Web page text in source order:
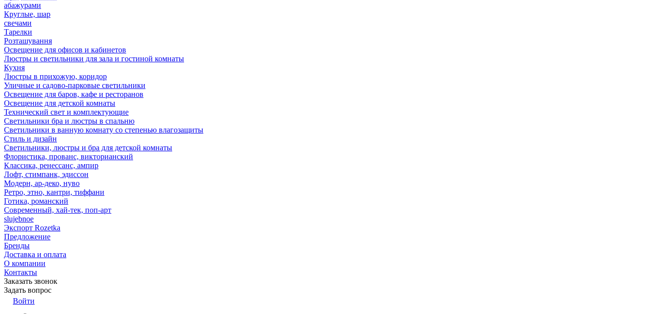
абажурами
Круглые, шар
свечами
Тарелки
Розташування
Освещение для офисов и кабинетов
Люстры и светильники для зала и гостиной комнаты
Кухня
Люстры в прихожую, коридор
Уличные и садово-парковые светильники
Освещение для баров, кафе и ресторанов
Освещение для детской комнаты
Технический свет и комплектующие
Светильники бра и люстры в спальню
Светильники в ванную комнату со степенью влагозащиты
Стиль и дизайн
Светильники, люстры и бра для детской комнаты
Флористика, прованс, викторианский
Классика, ренессанс, ампир
Лофт, стимпанк, эдиссон
Модерн, ар-деко, нуво
Ретро, этно, кантри, тиффани
Готика, романский
Современный, хай-тек, поп-арт
slujebnoe
Экспорт Rozetka
Предложение
Бренды
Доставка и оплата
О компании
Контакты
Заказать звонок
Задать вопрос
Войти